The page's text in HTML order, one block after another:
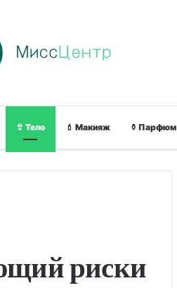
👙 Тело 💄 Макияж ⚱ Парфюм
риски